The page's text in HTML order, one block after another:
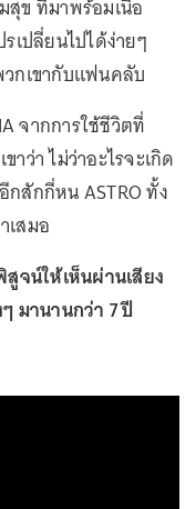
สุข ที่มาพร้อมเนื้อ
เปลี่ยนไปได้ง่ายๆ
กเขากับแฟนคลับ
จากการใช้ชีวิตที่
ว่า ไม่ว่าอะไรจะเกิด
สักกี่หน ASTRO ทั้ง
เสมอ
จน์ให้เห็นผ่านเสียง
มานานกว่า 7 ปี